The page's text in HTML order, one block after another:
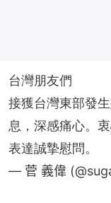
台灣朋友們
接獲台灣東部發
息，深感痛心。
表達誠摯慰問。
— 菅 義偉